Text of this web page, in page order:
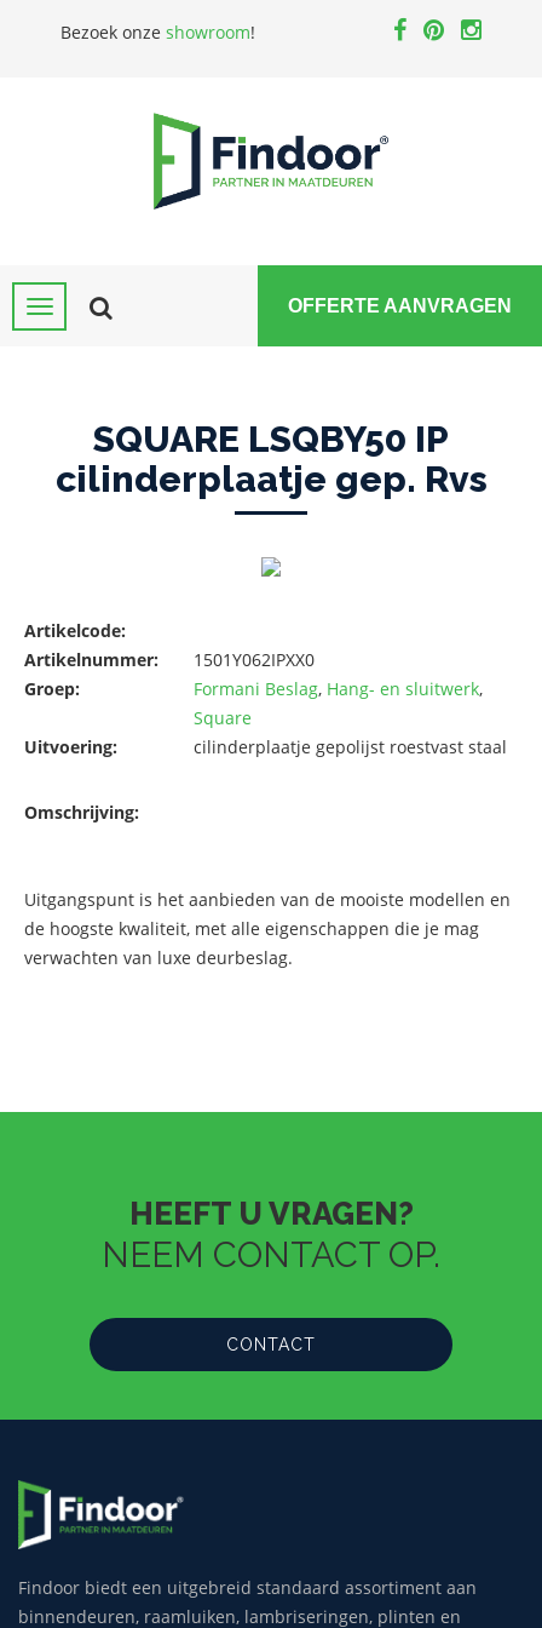
Bezoek onze showroom!
OFFERTE AANVRAGEN
SQUARE LSQBY50 IP
cilinderplaatje gep. Rvs
Artikelcode:
Artikelnummer:
1501Y062IPXX0
Groep:
Formani Beslag, Hang- en sluitwerk,
Square
Uitvoering:
cilinderplaatje gepolijst roestvast staal
Omschrijving:
Uitgangspunt is het aanbieden van de mooiste modellen en
de hoogste kwaliteit, met alle eigenschappen die je mag
verwachten van luxe deurbeslag.
HEEFT U VRAGEN?
NEEM CONTACT OP.
CONTACT
Findoor biedt een uitgebreid standaard assortiment aan
binnendeuren, raamluiken, lambriseringen, plinten en